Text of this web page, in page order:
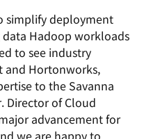
simplify deployment
Hadoop workloads
to see industry
and Hortonworks,
to the Savanna
Director of Cloud
advancement for
we are happy to